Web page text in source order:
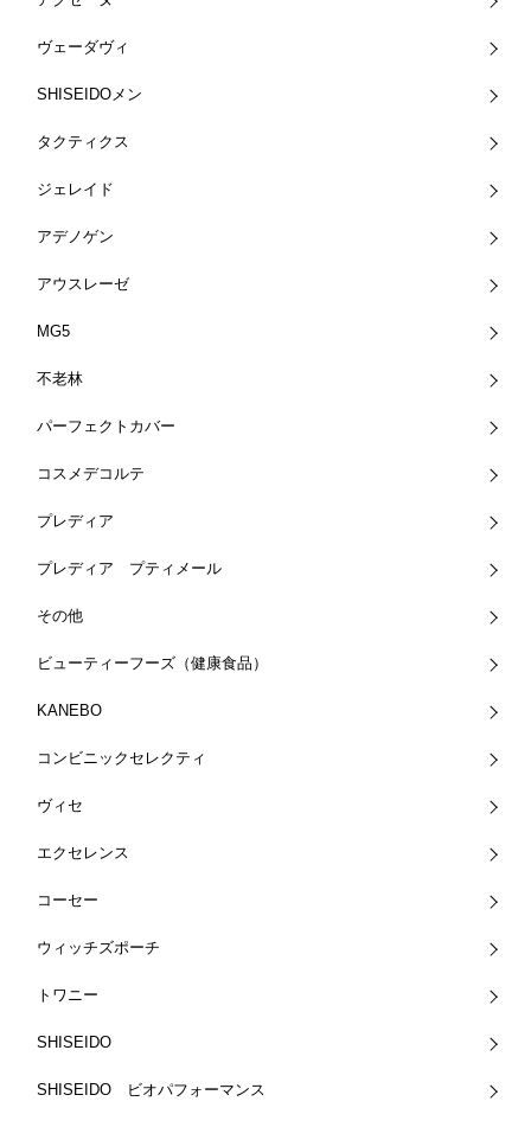
ヴェーダヴィ
SHISEIDOメン
タクティクス
ジェレイド
アデノゲン
アウスレーゼ
MG5
不老林
パーフェクトカバー
コスメデコルテ
プレディア
プレディア プティメール
その他
ビューティーフーズ（健康食品）
KANEBO
コンビニックセレクティ
ヴィセ
エクセレンス
コーセー
ウィッチズポーチ
トワニー
SHISEIDO
SHISEIDO ビオパフォーマンス